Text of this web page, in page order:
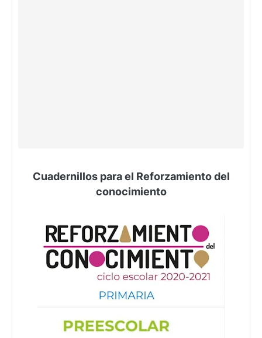
Cuadernillos para el Reforzamiento del
conocimiento